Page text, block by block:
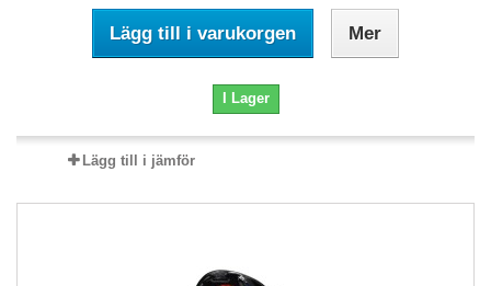
Lägg till i varukorgen Mer
I Lager
Lägg till i jämför